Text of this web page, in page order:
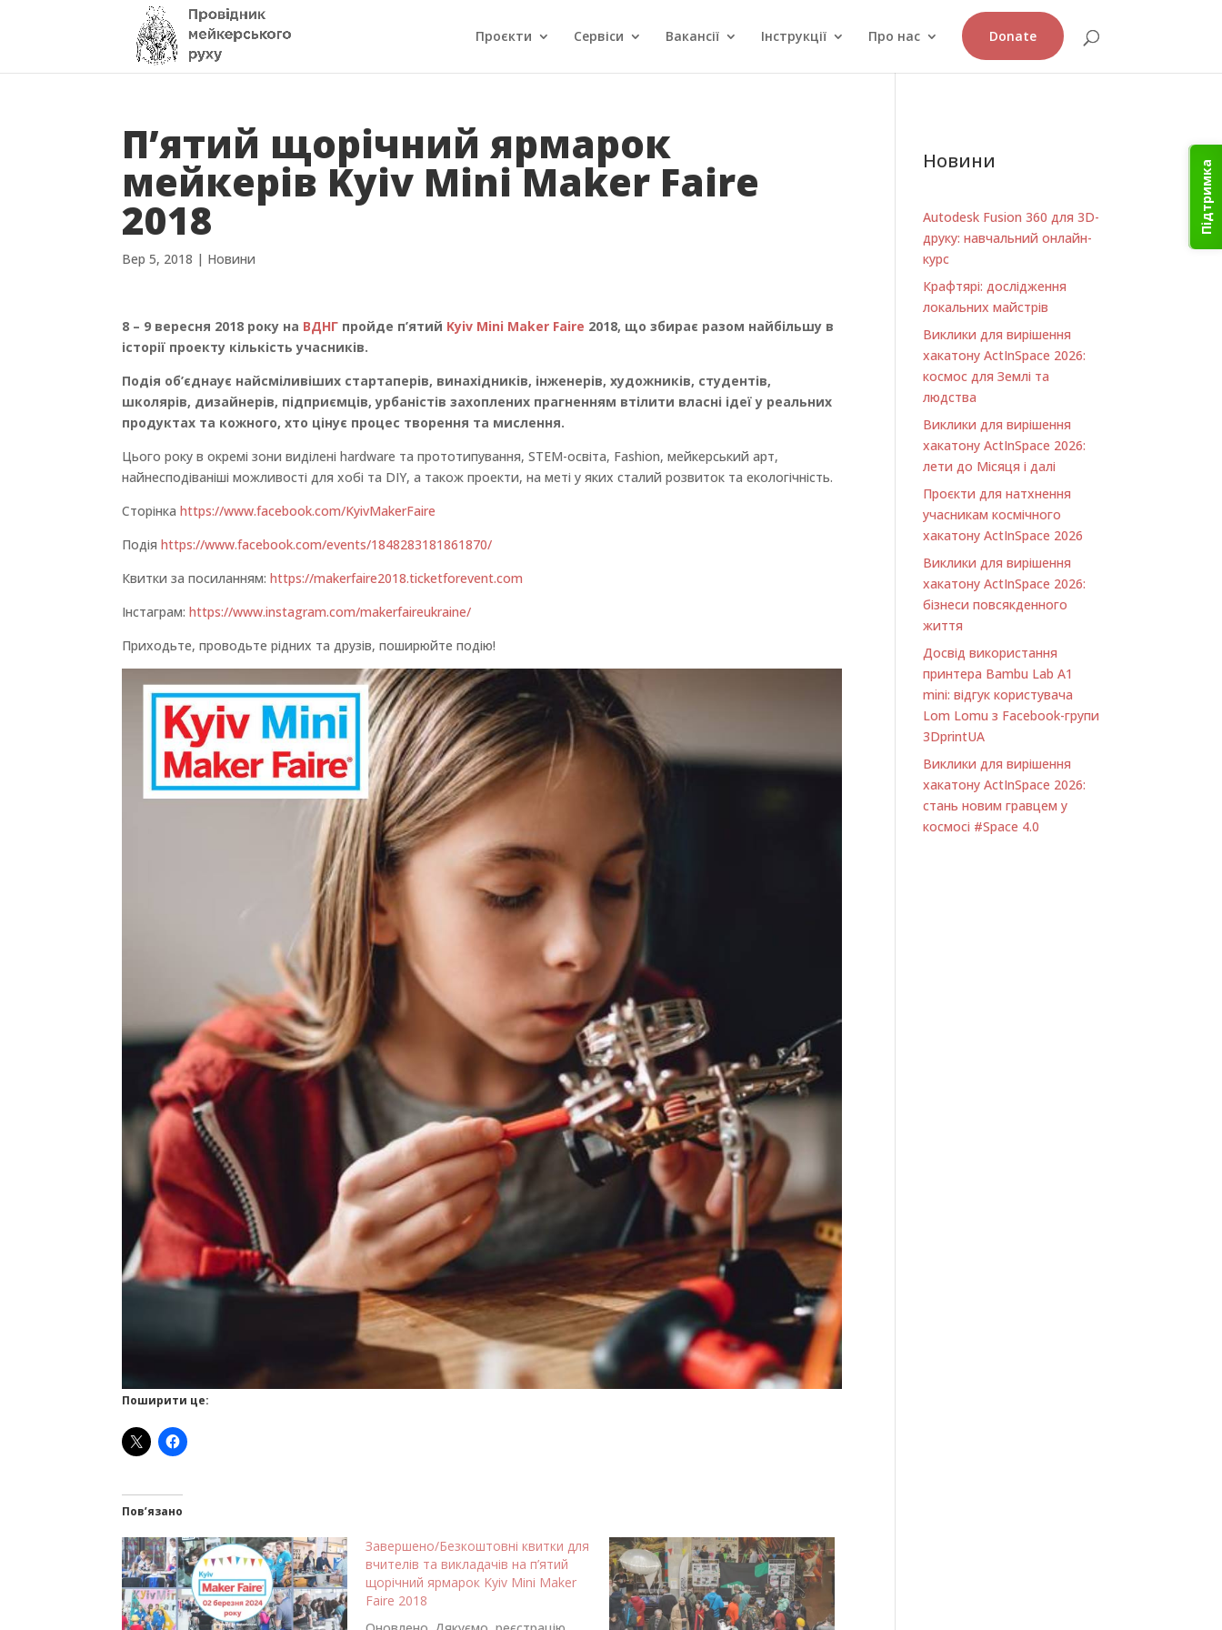
Підтримка
Проєкти Сервіси Вакансії Інструкції Про нас Donate
П’ятий щорічний ярмарок
мейкерів Kyiv Mini Maker Faire
2018
Вер 5, 2018 | Новини
8 – 9 вересня 2018 року на ВДНГ пройде п’ятий Kyiv Mini Maker Faire 2018, що збирає рaзом найбільшу в
історії проекту кількість учасників.
Подія об’єднаує найсміливіших стартаперів, винахідників, інженерів, художників, студентів,
школярів, дизайнерів, підприємців, урбаністів захоплених прагненням втілити власні ідеї у реальних
продуктах та кожного, хто цінує процес творення та мислення.
Цього року в окремі зони виділені hardware та прототипування, STEM-освіта, Fashion, мейкерський арт,
найнесподіваніші можливості для хобі та DIY, а також проекти, на меті у яких сталий розвиток та екологічність.
Сторінкаhttps://www.facebook.com/KyivMakerFaire
Подіяhttps://www.facebook.com/events/1848283181861870/
Квитки за посиланням:https://makerfaire2018.ticketforevent.com
Інстаграм:https://www.instagram.com/makerfaireukraine/
Приходьте, проводьте рідних та друзів, поширюйте подію!
Поширити це:
Пов’язано
Завершено/Безкоштовні квитки для
вчителів та викладачів на п’ятий
щорічний ярмарок Kyiv Mini Maker
Faire 2018
Новини
Autodesk Fusion 360 для 3D-
друку: навчальний онлайн-
курс
Крафтярі: дослідження
локальних майстрів
Виклики для вирішення
хакатону ActInSpace 2026:
космос для Землі та
людства
Виклики для вирішення
хакатону ActInSpace 2026:
лети до Місяця і далі
Проєкти для натхнення
учасникам космічного
хакатону ActInSpace 2026
Виклики для вирішення
хакатону ActInSpace 2026:
бізнеси повсякденного
життя
Досвід використання
принтера Bambu Lab A1
minі: відгук користувача
Lom Lomu з Facebook-групи
3DprintUA
Виклики для вирішення
хакатону ActInSpace 2026:
стань новим гравцем у
космосі #Space 4.0